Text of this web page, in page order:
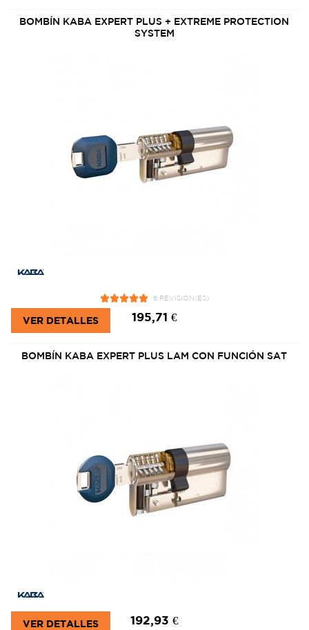
BOMBÍN KABA EXPERT PLUS + EXTREME PROTECTION
SYSTEM
6 REVISIÓN(ES)
195,71 €
VER DETALLES
BOMBÍN KABA EXPERT PLUS LAM CON FUNCIÓN SAT
192,93 €
VER DETALLES